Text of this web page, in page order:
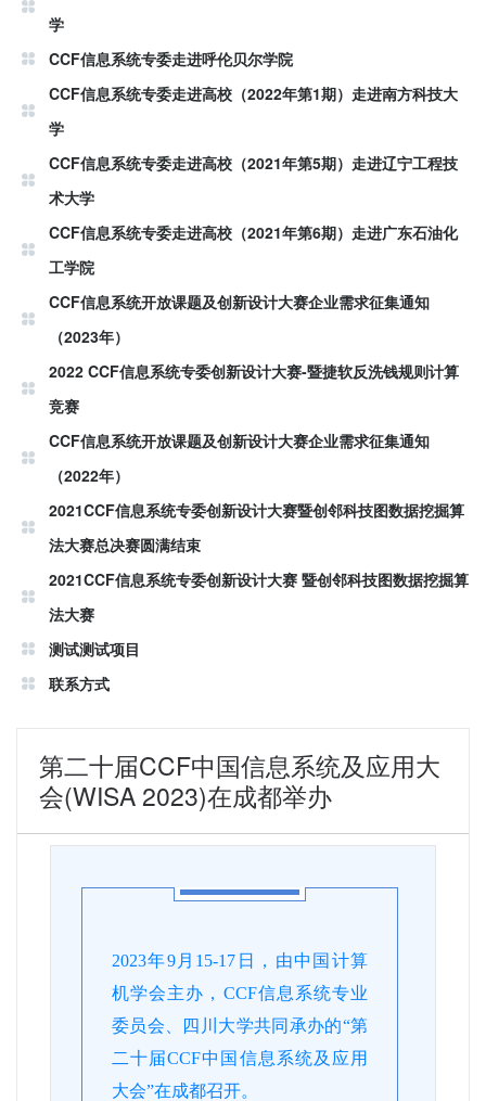
学
CCF信息系统专委走进呼伦贝尔学院
CCF信息系统专委走进高校（2022年第1期）走进南方科技大
学
CCF信息系统专委走进高校（2021年第5期）走进辽宁工程技
术大学
CCF信息系统专委走进高校（2021年第6期）走进广东石油化
工学院
CCF信息系统开放课题及创新设计大赛企业需求征集通知
（2023年）
2022 CCF信息系统专委创新设计大赛-暨捷软反洗钱规则计算
竞赛
CCF信息系统开放课题及创新设计大赛企业需求征集通知
（2022年）
2021CCF信息系统专委创新设计大赛暨创邻科技图数据挖掘算
法大赛总决赛圆满结束
2021CCF信息系统专委创新设计大赛 暨创邻科技图数据挖掘算
法大赛
测试测试项目
联系方式
第二十届CCF中国信息系统及应用大
会(WISA 2023)在成都举办
2023年9月15-17日，由中国计算
机学会主办，CCF信息系统专业
委员会、四川大学共同承办的“第
二十届CCF中国信息系统及应用
大会”在成都召开。